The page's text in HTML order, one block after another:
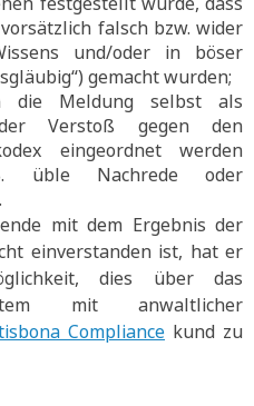
falsch bzw. wider
und/oder in böser
gemacht wurden;
die Meldung selbst als
Verstoß gegen den
eingeordnet werden
üble Nachrede oder
mit dem Ergebnis der
einverstanden ist, hat er
dies über das
mit anwaltlicher
Compliance kund zu